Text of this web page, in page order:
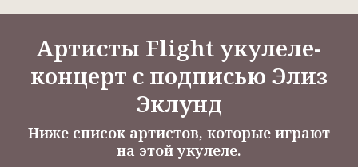
Артисты Flight укулеле-
концерт с подписью Элиз
Эклунд
Ниже список артистов, которые играют
на этой укулеле.